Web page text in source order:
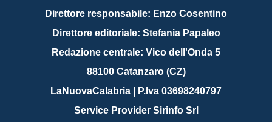
Direttore responsabile: Enzo Cosentino
Direttore editoriale: Stefania Papaleo
Redazione centrale: Vico dell'Onda 5
88100 Catanzaro (CZ)
LaNuovaCalabria | P.Iva 03698240797
Service Provider Sirinfo Srl